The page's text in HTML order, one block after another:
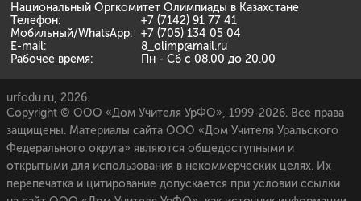
Национальный Оргкомитет Олимпиады в Казахстане
Телефон:
+7 (7142) 91 77 41
Мобильный/WhatsApp:
+7 (705) 134 05 04
E-mail:
8_olimp@mail.ru
Рабочее время:
Пн - Сб с 08.00 до 20.00
urfodu.ru, 2026.
Copyright © ООО «Дом Учителя УрФО», 1999-2026. Все права
защищены. Материалы сайта ООО «Дом Учителя Уральского
Федерального округа» являются общедоступными и
открытыми для использования в некоммерческих целях. Их
перепечатка и цитирование допускается при условии ссылки